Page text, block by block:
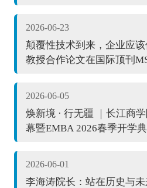
2026-06-23
颠覆性技术到来，企业应
教授合作论文在国际顶刊
2026-06-05
焕新境 · 行无疆 ｜长江商
幕暨EMBA 2026春季开学
2026-06-01
李海涛院长：站在历史与